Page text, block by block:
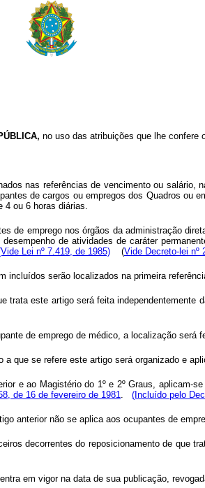
, no uso das atribuições que lhe confere
nas referências de vencimento ou salário,
de cargos ou empregos dos Quadros ou
4 ou 6 horas diárias.
de emprego nos órgãos da administração
desempenho de atividades de caráter
Lei nº 7.419, de 1985) (Vide Decreto-lei nº
incluídos serão localizados na primeira
trata este artigo será feita
de emprego de médico, a localização
a que se refere este artigo será organizado e
e ao Magistério do 1º e 2º Graus,
de 16 de fevereiro de 1981. (Incluído pelo
anterior não se aplica aos ocupantes de
decorrentes do reposicionamento de que
em vigor na data de sua publicação,